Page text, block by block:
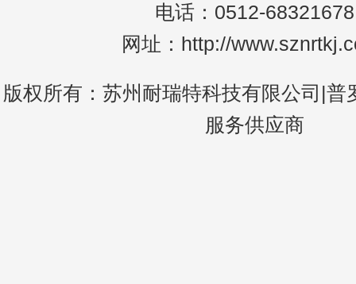
电话：0512-68321678
网址：http://
版权所有：苏州耐瑞特科技有限公司|普
服务供应商